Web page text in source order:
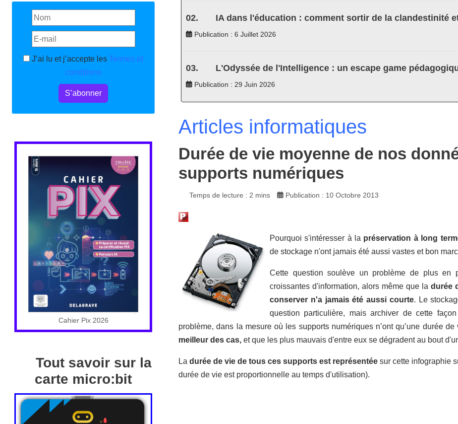
J’ai lu et j’accepte les Termes et
conditions
S’abonner
Cahier Pix 2026
Tout savoir sur la
carte micro:bit
IA dans l'éducation : comment sortir de la clandestinité
Publication : 6 Juillet 2026
L'Odyssée de l'Intelligence : un escape game
Publication : 29 Juin 2026
Articles informatiques
Durée de vie moyenne de nos
supports numériques
Temps de lecture : 2 mins Publication : 10 Octobre 2013
Pourquoi s'intéresser à la préservation à long
de stockage n'ont jamais été aussi vastes et bon
Cette question soulève un problème de plus en
croissantes d'information, alors même que la durée
conserver n'a jamais été aussi courte. Le
question particulière, mais archiver de cette
problème, dans la mesure où les supports numériques n’ont qu’une durée de
meilleur des cas, et que les plus mauvais d'entre eux se dégradent au bout
La durée de vie de tous ces supports est représentée sur cette infographie
durée de vie est proportionnelle au temps d'utilisation).